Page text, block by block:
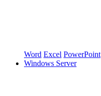
Word Excel PowerPoint
Windows Server